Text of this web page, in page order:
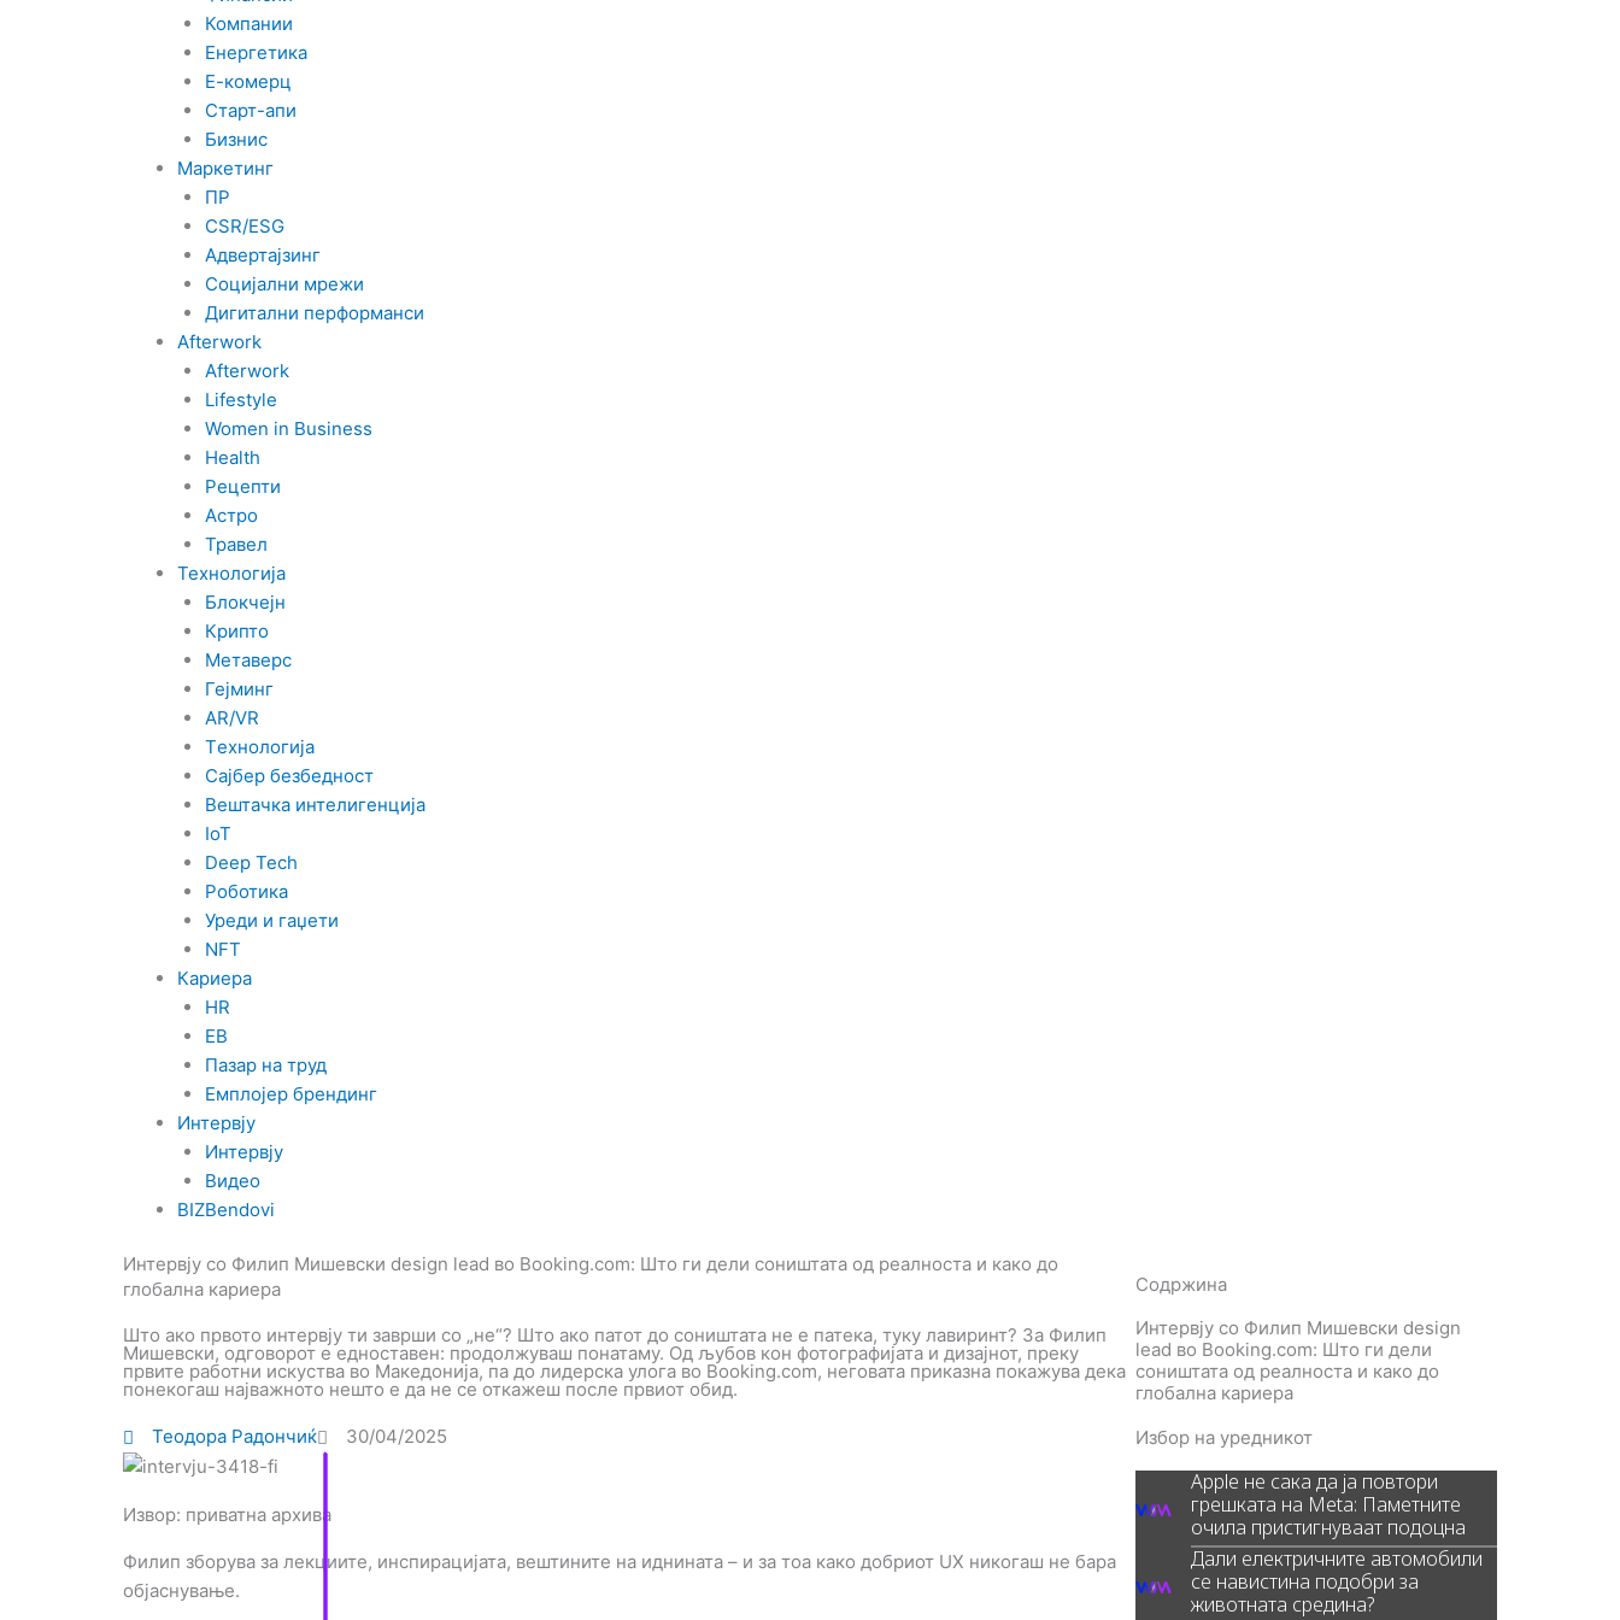
Компании
Енергетика
Е-комерц
Старт-апи
Бизнис
Маркетинг
ПР
CSR/ESG
Адвертајзинг
Социјални мрежи
Дигитални перформанси
Afterwork
Afterwork
Lifestyle
Women in Business
Health
Рецепти
Астро
Травел
Технологија
Блокчејн
Крипто
Метаверс
Гејминг
AR/VR
Tехнологија
Сајбер безбедност
Вештачка интелигенција
IoT
Deep Tech
Роботика
Уреди и гаџети
NFT
Кариера
HR
EB
Пазар на труд
Емплојер брендинг
Интервју
Интервју
Видео
BIZBendovi
Интервју со Филип Мишевски design lead во Booking.com: Што ги дели соништата од реалноста и како до
глобална кариера
Што ако првото интервју ти заврши со „не“? Што ако патот до соништата не е патека, туку лавиринт? За Филип
Мишевски, одговорот е едноставен: продолжуваш понатаму. Од љубов кон фотографијата и дизајнот, преку
првите работни искуства во Македонија, па до лидерска улога во Booking.com, неговата приказна покажува дека
понекогаш најважното нешто е да не се откажеш после првиот обид.
Теодора Радончиќ 30/04/2025
Извор: приватна архива
Филип зборува за лекциите, инспирацијата, вештините на иднината – и за тоа како добриот UX никогаш не бара
објаснување.
Содржина
Интервју со Филип Мишевски design
lead во Booking.com: Што ги дели
соништата од реалноста и како до
глобална кариера
Избор на уредникот
Apple не сака да ја повтори
грешката на Meta: Паметните
очила пристигнуваат подоцна
Дали електричните автомобили
се навистина подобри за
животната средина?